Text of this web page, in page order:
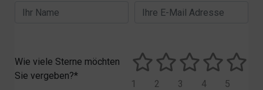
Wie viele Sterne möchten
Sie vergeben?*
5
4
3
2
1